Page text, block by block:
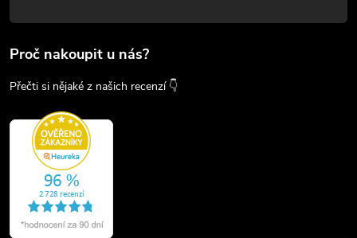
Proč nakoupit u nás?
Přečti si nějaké z našich recenzí 👇